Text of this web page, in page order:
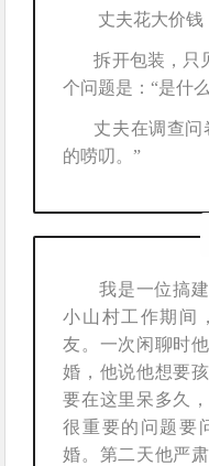
丈夫花大价钱
拆开包装，只
个问题是：“是什
丈夫在调查问
的唠叨。”
我是一位搞
小山村工作期间
友。一次闲聊时
婚，他说他想要
要在这里呆多久
很重要的问题要
婚。第二天他严